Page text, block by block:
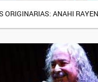
ORIGINARIAS: ANAHI